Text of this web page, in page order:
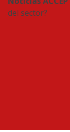
del sector?